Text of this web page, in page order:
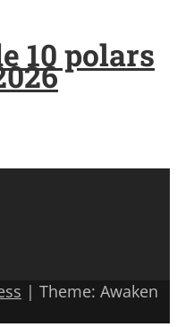
10 polars
| Theme: Awaken